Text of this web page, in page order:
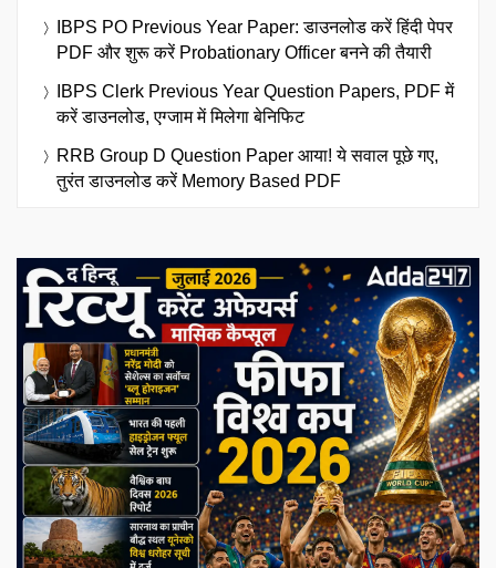
IBPS PO Previous Year Paper: डाउनलोड करें हिंदी पेपर
PDF और शुरू करें Probationary Officer बनने की तैयारी
IBPS Clerk Previous Year Question Papers, PDF में
करें डाउनलोड, एग्जाम में मिलेगा बेनिफिट
RRB Group D Question Paper आया! ये सवाल पूछे गए,
तुरंत डाउनलोड करें Memory Based PDF